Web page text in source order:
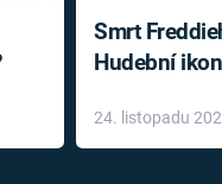
Smrt
Hudební
léky
24. listopadu